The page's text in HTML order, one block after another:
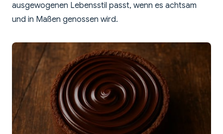
ausgewogenen Lebensstil passt, wenn es achtsam
und in Maßen genossen wird.